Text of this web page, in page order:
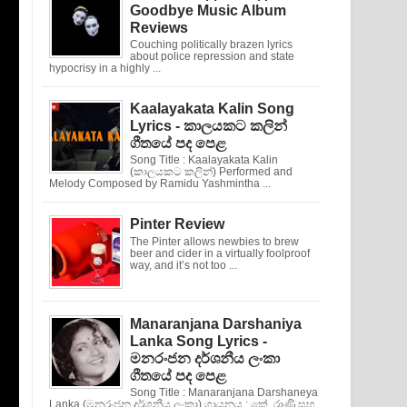
Goodbye Music Album
Reviews
Couching politically brazen lyrics
about police repression and state
hypocrisy in a highly ...
Kaalayakata Kalin Song
Lyrics - කාලයකට කලින්
ගීතයේ පද පෙළ
Song Title : Kaalayakata Kalin
(කාලයකට කලින්) Performed and
Melody Composed by Ramidu Yashmintha ...
Pinter Review
The Pinter allows newbies to brew
beer and cider in a virtually foolproof
way, and it’s not too ...
Manaranjana Darshaniya
Lanka Song Lyrics -
මනරංජන දර්ශනීය ලංකා
ගීතයේ පද පෙළ
Song Title : Manaranjana Darshaneya
Lanka (මනරංජන දර්ශනීය ලංකා) ගායනය : කේ. රාණි සහ